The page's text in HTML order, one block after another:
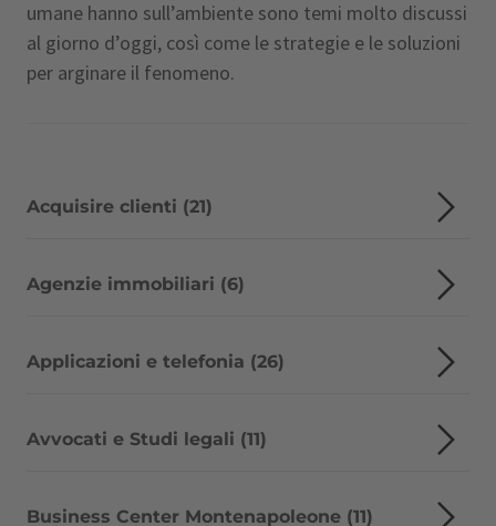
umane hanno sull’ambiente sono temi molto discussi
al giorno d’oggi, così come le strategie e le soluzioni
per arginare il fenomeno.
Acquisire clienti (21)
Agenzie immobiliari (6)
Applicazioni e telefonia (26)
Avvocati e Studi legali (11)
Business Center Montenapoleone (11)